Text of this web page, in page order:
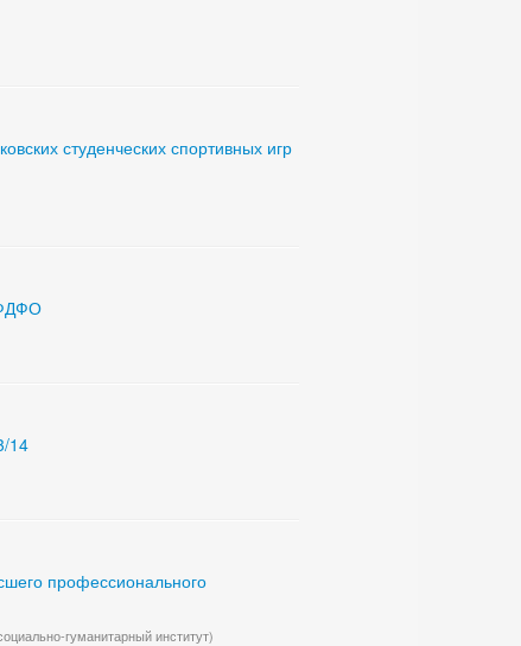
студенческих спортивных игр
14
профессионального
гуманитарный институт)